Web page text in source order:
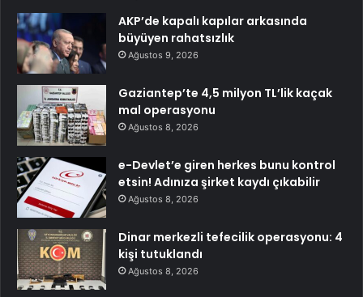
AKP’de kapalı kapılar arkasında
büyüyen rahatsızlık
Ağustos 9, 2026
Gaziantep’te 4,5 milyon TL’lik kaçak
mal operasyonu
Ağustos 8, 2026
e-Devlet’e giren herkes bunu kontrol
etsin! Adınıza şirket kaydı çıkabilir
Ağustos 8, 2026
Dinar merkezli tefecilik operasyonu: 4
kişi tutuklandı
Ağustos 8, 2026